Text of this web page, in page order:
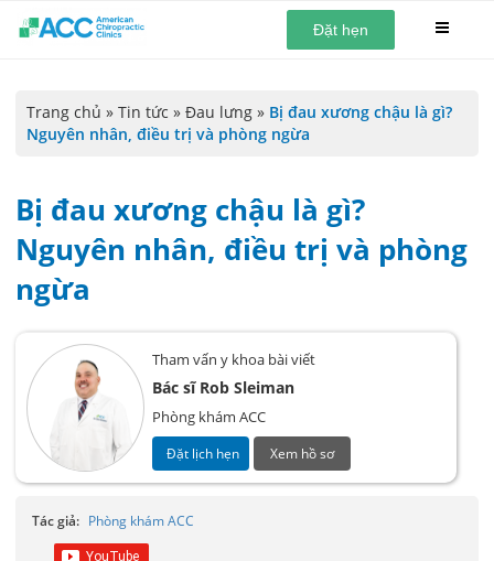
Đặt hẹn
Trang chủ » Tin tức » Đau lưng » Bị đau xương chậu là gì?
Nguyên nhân, điều trị và phòng ngừa
Bị đau xương chậu là gì?
Nguyên nhân, điều trị và phòng
ngừa
Tham vấn y khoa bài viết
Bác sĩ Rob Sleiman
Phòng khám ACC
Đặt lịch hẹn Xem hồ sơ
Tác giả: Phòng khám ACC